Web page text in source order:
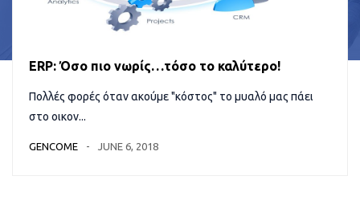
ERP: Όσο πιο νωρίς…τόσο το καλύτερο!
Πολλές φορές όταν ακούμε "κόστος" το μυαλό μας πάει
στο οικον...
GENCOME JUNE 6, 2018